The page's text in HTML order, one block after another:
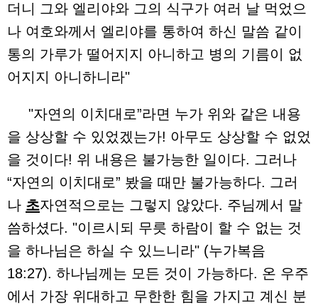
더니 그와 엘리야와 그의 식구가 여러 날 먹었으
나 여호와께서 엘리야를 통하여 하신 말씀 같이
통의 가루가 떨어지지 아니하고 병의 기름이 없
어지지 아니하니라"
"자연의 이치대로”라면 누가 위와 같은 내용
을 상상할 수 있었겠는가! 아무도 상상할 수 없었
을 것이다! 위 내용은 불가능한 일이다. 그러나
“자연의 이치대로” 봤을 때만 불가능하다. 그러
나 초자연적으로는 그렇지 않았다. 주님께서 말
씀하셨다. "이르시되 무릇 하람이 할 수 없는 것
을 하나님은 하실 수 있느니라" (누가복음
18:27). 하나님께는 모든 것이 가능하다. 온 우주
에서 가장 위대하고 무한한 힘을 가지고 계신 분